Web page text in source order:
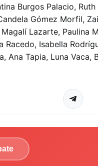
Burgos Palacio,
Gómez Morfil,
Lazarte, Paulina
Isabella
Ana Tapia, Luna Vaca,